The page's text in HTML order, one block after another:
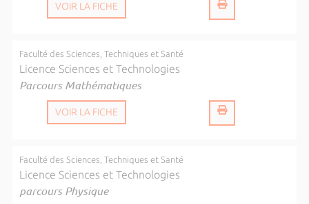
VOIR LA FICHE
Faculté des Sciences, Techniques et Santé
Licence Sciences et Technologies
Parcours Mathématiques
VOIR LA FICHE
Faculté des Sciences, Techniques et Santé
Licence Sciences et Technologies
parcours Physique